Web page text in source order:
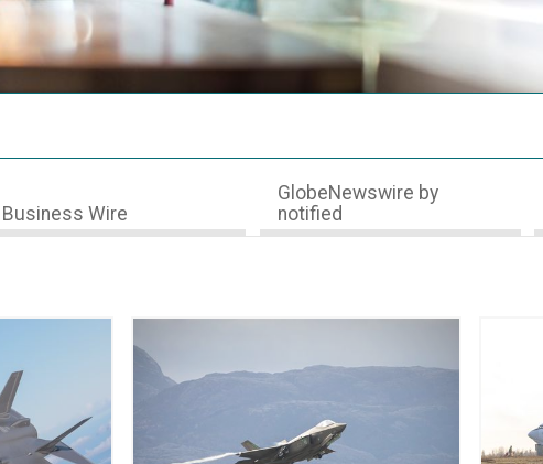
Business Wire
GlobeNewswire by
notified